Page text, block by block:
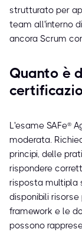
strutturato per
team all'interno
ancora Scrum
Quanto è
L'esame SAFe®
moderata.
principi, delle
rispondere
risposta multipla
disponibili
framework e le
possono